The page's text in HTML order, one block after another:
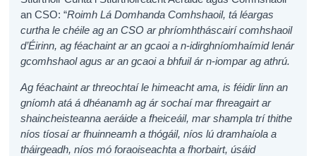
an CSO: “Roimh Lá Domhanda Comhshaoil, tá léargas
curtha le chéile ag an CSO ar phríomhtháscairí comhshaoil
d’Éirinn, ag féachaint ar an gcaoi a n-idirghníomhaímid lenár
gcomhshaol agus ar an gcaoi a bhfuil ár n-iompar ag athrú.
Ag féachaint ar threochtaí le himeacht ama, is féidir linn an
gníomh atá á dhéanamh ag ár sochaí mar fhreagairt ar
shaincheisteanna aeráide a fheiceáil, mar shampla trí thithe
níos tíosaí ar fhuinneamh a thógáil, níos lú dramhaíola a
tháirgeadh, níos mó foraoiseachta a fhorbairt, úsáid